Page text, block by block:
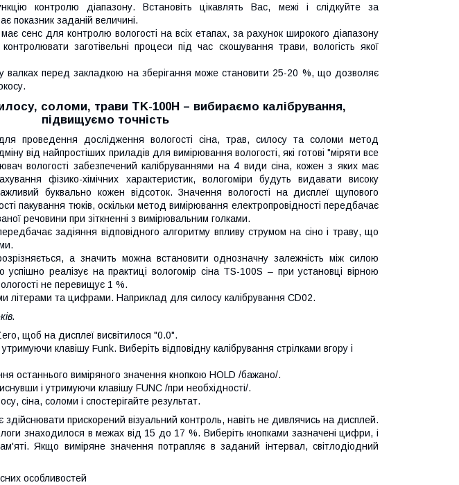
контролю діапазону. Встановіть цікавлять Вас, межі і слідкуйте за
показник заданій величині.
сенс для контролю вологості на всіх етапах, за рахунок широкого діапазону
заготівельні процеси під час скошування трави, вологість якої
у валках перед закладкою на зберігання може становити 25-20 %, що дозволяє
соломи, трави TK-100H – вибираємо калібрування,
підвищуємо точність
проведення дослідження вологості сіна, трав, силосу та соломи метод
від найпростіших приладів для вимірювання вологості, які готові "міряти все
вологості забезпечений калібруваннями на 4 види сіна, кожен з яких має
фізико-хімічних характеристик, вологоміри будуть видавати високу
буквально кожен відсоток. Значення вологості на дисплеї щупового
пакування тюків, оскільки метод вимірювання електропровідності передбачає
речовини при зіткненні з вимірювальним голками.
задіяння відповідного алгоритму впливу струмом на сіно і траву, що
а значить можна встановити однозначну залежність між силою
успішно реалізує на практиці вологомір сіна TS-100S – при установці вірною
не перевищує 1 %.
літерами та цифрами. Наприклад для силосу калібрування CD02.
щоб на дисплеї висвітилося "0.0".
клавішу Funk. Виберіть відповідну калібрування стрілками вгору і
останнього виміряного значення кнопкою HOLD /бажано/.
і утримуючи клавішу FUNC /при необхідності/.
сіна, соломи і спостерігайте результат.
прискорений візуальний контроль, навіть не дивлячись на дисплей.
знаходилося в межах від 15 до 17 %. Виберіть кнопками зазначені цифри, і
Якщо виміряне значення потрапляє в заданий інтервал, світлодіодний
особливостей